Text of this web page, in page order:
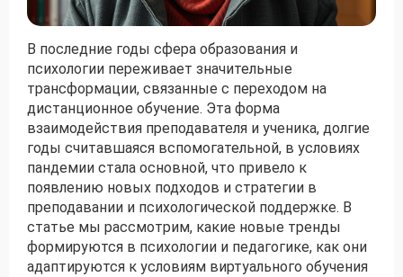
В последние годы сфера образования и
психологии переживает значительные
трансформации, связанные с переходом на
дистанционное обучение. Эта форма
взаимодействия преподавателя и ученика, долгие
годы считавшаяся вспомогательной, в условиях
пандемии стала основной, что привело к
появлению новых подходов и стратегии в
преподавании и психологической поддержке. В
статье мы рассмотрим, какие новые тренды
формируются в психологии и педагогике, как они
адаптируются к условиям виртуального обучения
Приложите документы
Получить консультацию
Даю согласие наобработку персональных
данныхи e-mail рассылку
Приложите документы
Получить консультацию
Получить консультацию
Даю согласие наобработку персональных
данныхиe-mail рассылку